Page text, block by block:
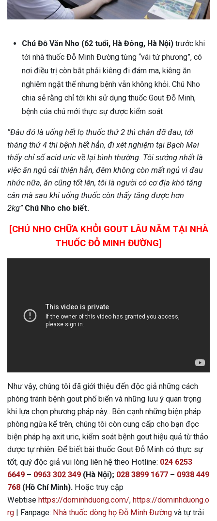
Chú Đỗ Văn Nho (62 tuổi, Hà Đông, Hà Nội) trước khi
tới nhà thuốc Đỗ Minh Đường từng “vái tứ phương”, có
nơi điều trị còn bắt phải kiêng đi đám ma, kiêng ăn
nghiêm ngặt thế nhưng bệnh vẫn không khỏi. Chú Nho
chia sẻ rằng chỉ tới khi sử dụng thuốc Gout Đỗ Minh,
bệnh của chú mới thực sự được kiểm soát
“Đâu đó là uống hết lọ thuốc thứ 2 thì chân đỡ đau, tới
tháng thứ 4 thì bệnh hết hẳn, đi xét nghiệm tại Bạch Mai
thấy chỉ số acid uric về lại bình thường. Tôi sướng nhất là
việc ăn ngủ cải thiện hẳn, đêm không còn mất ngủ vì đau
nhức nữa, ăn cũng tốt lên, tôi là người có cơ địa khó tăng
cân mà sau khi uống thuốc còn thấy tăng được hơn
2kg” Chú Nho cho biết.
[CHÚ NHO CHỮA KHỎI GOUT LÂU NĂM TẠI NHÀ
THUỐC ĐỖ MINH ĐƯỜNG]
Như vậy, chúng tôi đã giới thiệu đến độc giả những cách
phòng tránh bệnh gout phổ biến và những lưu ý quan trọng
khi lựa chọn phương pháp này.. Bên cạnh những biện pháp
phòng ngừa kể trên, chúng tôi còn cung cấp cho bạn đọc
biện pháp hạ axit uric, kiểm soát bệnh gout hiệu quả từ thảo
dược tự nhiên. Để biết bài thuốc Gout Đỗ Minh có thực sự
tốt, quý độc giả vui lòng liên hệ theo Hotline: 024 6253
6649 – 0963 302 349 (Hà Nội); 028 3899 1677 – 0938 449
768 (Hồ Chí Minh). Hoặc truy cập
Webtise https://dominhduong.com/, https://dominhduong.o
rg | Fanpage: Nhà thuốc dòng họ Đỗ Minh Đường và tự trải